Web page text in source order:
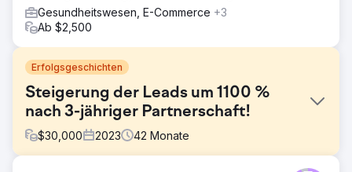
Gesundheitswesen, E-Commerce +3
Ab $2,500
Erfolgsgeschichten
Steigerung der Leads um 1100 %
nach 3-jähriger Partnerschaft!
$30,000 2023 42 Monate